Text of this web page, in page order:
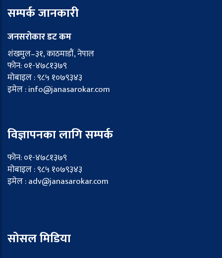
सम्पर्क जानकारी
जनसरोकार डट कम
शंखमुल–३१, काठमाडौं, नेपाल
फोन: ०१-४७८१३७९
मोबाइल : ९८५ १०७९३४३
इमेल : info@janasarokar.com
विज्ञापनका लागि सम्पर्क
फोन: ०१-४७८१३७९
मोबाइल : ९८५ १०७९३४३
इमेल : adv@janasarokar.com
सोसल मिडिया